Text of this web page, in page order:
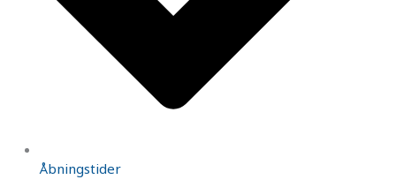
Åbningstider